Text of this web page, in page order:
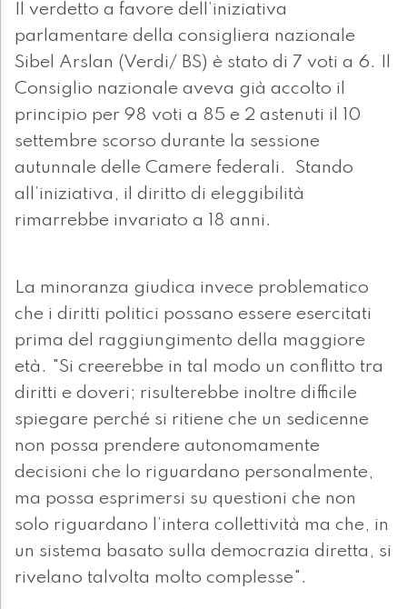
Il verdetto a favore dell’iniziativa
parlamentare della consigliera nazionale
Sibel Arslan (Verdi/ BS) è stato di 7 voti a 6. Il
Consiglio nazionale aveva già accolto il
principio per 98 voti a 85 e 2 astenuti il 10
settembre scorso durante la sessione
autunnale delle Camere federali. Stando
all’iniziativa, il diritto di eleggibilità
rimarrebbe invariato a 18 anni.
La minoranza giudica invece problematico
che i diritti politici possano essere esercitati
prima del raggiungimento della maggiore
età. "Si creerebbe in tal modo un conflitto tra
diritti e doveri; risulterebbe inoltre difficile
spiegare perché si ritiene che un sedicenne
non possa prendere autonomamente
decisioni che lo riguardano personalmente,
ma possa esprimersi su questioni che non
solo riguardano l’intera collettività ma che, in
un sistema basato sulla democrazia diretta, si
rivelano talvolta molto complesse".